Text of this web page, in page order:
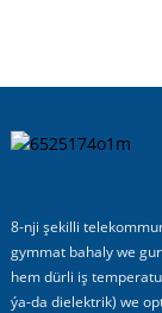
8-nji şekilli
gymmat bahaly we
hem dürli iş
ýa-da dielektrik) we